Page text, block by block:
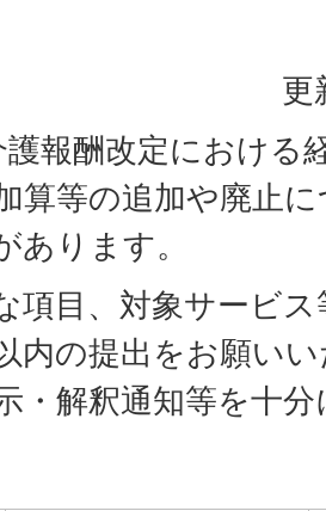
更
報酬改定における
算等の追加や廃止
あります。
項目、対象サービ
内の提出をお願い
・解釈通知等を十